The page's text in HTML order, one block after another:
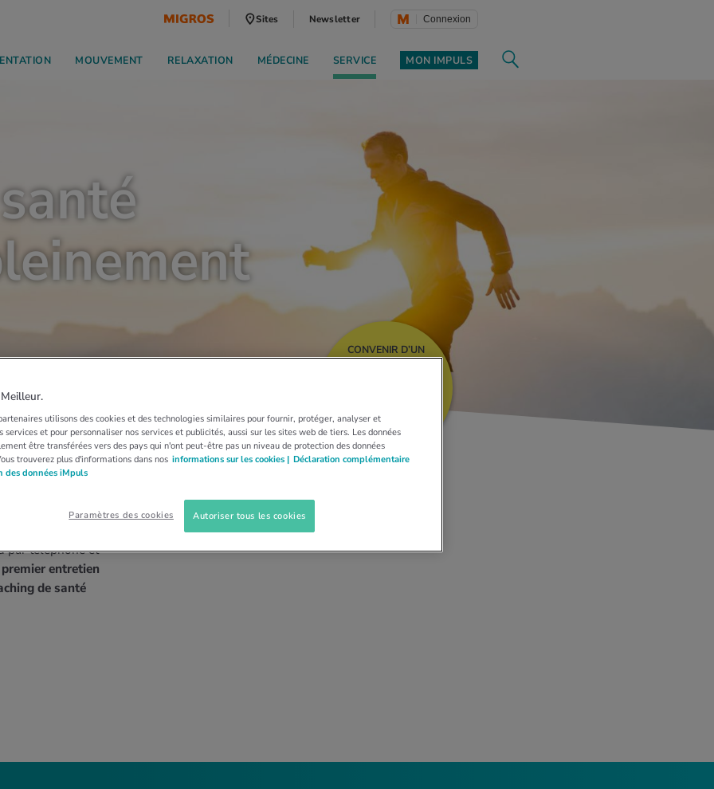
Sites Newsletter Connexion
MOUVEMENT RELAXATION MÉDECINE SERVICE MON IMPULS
CONVENIR D’UN
et vie
de
coaching de santé
avec un coach
par téléphone et
premier entretien
de santé
utilisons des cookies et des technologies similaires pour fournir, protéger, analyser et
services et pour personnaliser nos services et publicités, aussi sur les sites web de tiers. Les données
être transférées vers des pays qui n'ont peut-être pas un niveau de protection des données
trouverez plus d'informations dans nos informations sur les cookies | Déclaration complémentaire
des données iMpuls
Paramètres des cookies Autoriser tous les cookies